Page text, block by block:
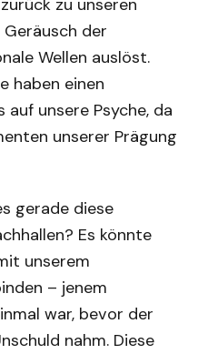
zu unseren
der
Wellen auslöst.
haben einen
unsere Psyche, da
unserer Prägung
gerade diese
Es könnte
unserem
– jenem
war, bevor der
nahm. Diese